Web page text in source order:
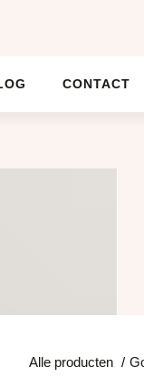
CONTACT
Alle producten